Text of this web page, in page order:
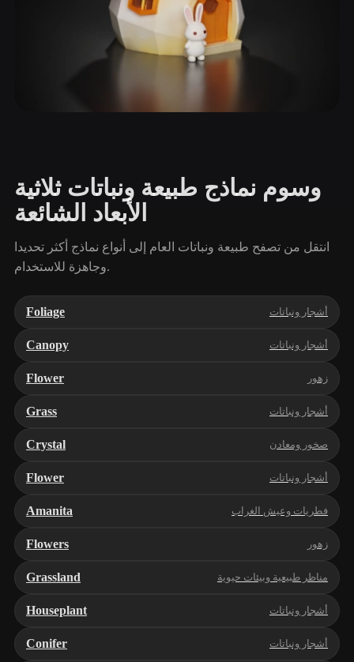
وسوم نماذج طبيعة ونباتات ثلاثية
الأبعاد الشائعة
انتقل من تصفح طبيعة ونباتات العام إلى أنواع نماذج أكثر تحديدا
وجاهزة للاستخدام.
Foliage أشجار ونباتات
Canopy أشجار ونباتات
Flower زهور
Grass أشجار ونباتات
Crystal صخور ومعادن
Flower أشجار ونباتات
Amanita فطريات وعيش الغراب
Flowers زهور
Grassland مناظر طبيعية وبيئات حيوية
Houseplant أشجار ونباتات
Conifer أشجار ونباتات